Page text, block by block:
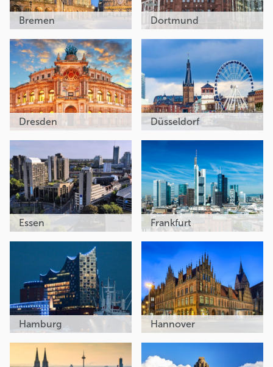
Bremen Dortmund
Dresden Düsseldorf
Essen Frankfurt
Hamburg Hannover